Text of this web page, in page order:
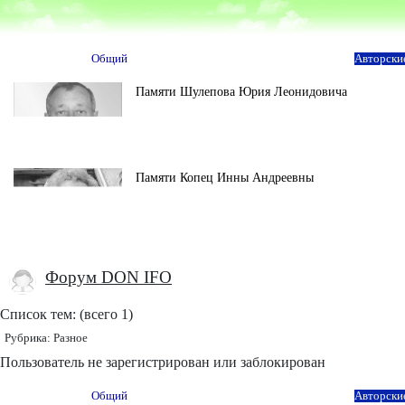
Общий
Памяти Шулепова Юрия Леонидовича
Памяти Копец Инны Андреевны
Форум DON IFO
Список тем: (всего 1)
Рубрика: Разное
Пользователь не зарегистрирован или заблокирован
Общий